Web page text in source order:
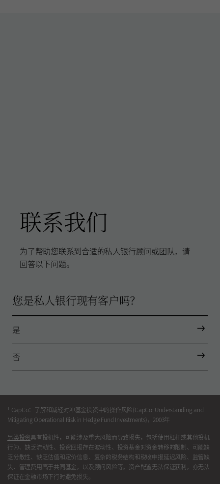
联系我们
为了帮助您联系到合适的私人银行顾问或团队，请
回答以下问题。
您是私人银行现有客户吗？
是
否
1 CapCo：了解和减轻对冲基金投资中的操作风险(CapCo: Understanding and
Mitigating Operational Risk in Hedge Fund Investments)，2003年
另类投资具有投机性，可能涉及重大风险而导致损失，包括使用杠杆或其他投机
行为、缺乏流动性、投资回报存在波动性、投资基金对资金转移的限制、可能缺
乏分散性、缺乏估值和定价信息、复杂的税务结构和税收申报延迟风险、监管缺
失、管理费用高于共同基金，以及顾问风险等。资产配置无法保证获利，亦无法
保证在金融市场下行时避免损失。